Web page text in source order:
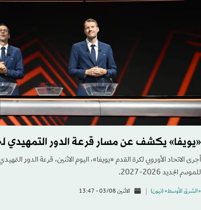
«يويفا» يكشف عن مسار قرعة الدور التمهيدي
أجرى الاتحاد الأوروبي لكرة القدم «يويفا»، اليوم الاثنين، قرعة الدور
للموسم الجديد 2026-2027.
«الشرق الأوسط» (نيون) الاثنين 03/08 - 13:47